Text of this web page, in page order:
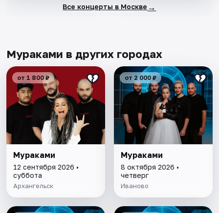
Все концерты в Москве →
Мураками в других городах
от 1 800 ₽
Мураками
12 сентября 2026 •
суббота
Архангельск
от 2 000 ₽
Мураками
8 октября 2026 •
четверг
Иваново